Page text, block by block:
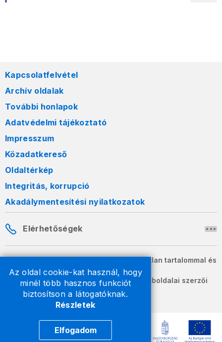
Az oldal cookie-kat használ, hogy
minél több hasznos funkciót
biztosítson a látogatóknak.
Részletek
Elfogadom
Kapcsolatfelvétel
Archív oldalak
További honlapok
Adatvédelmi tájékoztató
Impresszum
Közadatkereső
Oldaltérkép
Integritás, korrupció
Akadálymentesítési nyilatkozatok
Elérhetőségek
A honlapon szereplő információk változatlan tartalommal és
formában szabadon terjeszthetők.
2026 © A Nemzeti Adó- és Vámhivatal weboldalai szerzői
jogvédelem alatt állnak.